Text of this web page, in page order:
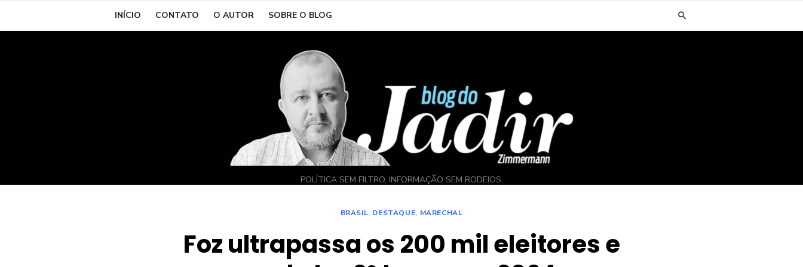
INÍCIO CONTATO O AUTOR SOBRE O BLOG
POLÍTICA SEM FILTRO, INFORMAÇÃO SEM RODEIOS.
BRASIL, DESTAQUE, MARECHAL
Foz ultrapassa os 200 mil eleitores e